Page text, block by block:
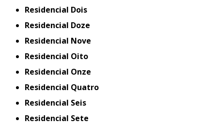
Residencial Dois
Residencial Doze
Residencial Nove
Residencial Oito
Residencial Onze
Residencial Quatro
Residencial Seis
Residencial Sete